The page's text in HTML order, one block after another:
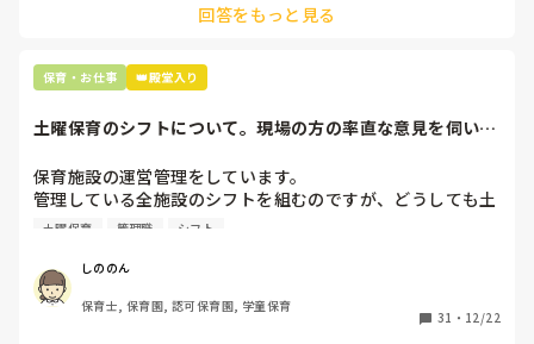
最後の職場にしようと思っていましたが
辞めることは逃げ、と、過去辞めた人も何年も言われ続けて
います
回答をもっと見る
保育・お仕事 👑殿堂入り
土曜保育のシフトについて。現場の方の率直な意見を伺いた
保育施設の運営管理をしています。
管理している全施設のシフトを組むのですが、どうしても土
曜保育だけは入れる方が少なく、いつも苦労しています。
て入職しているはずですが、いざ勤務が始まると一日も土曜
出勤が出来ない方ばかりです。
土曜保育 管理職 シフト
しののん
保育士, 保育園, 認可保育園, 学童保育
31 ・ 12/22